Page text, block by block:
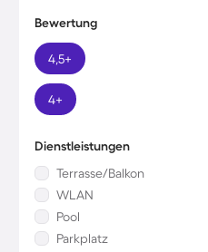
Bewertung
4,5+
4+
Dienstleistungen
Terrasse/Balkon
WLAN
Pool
Parkplatz